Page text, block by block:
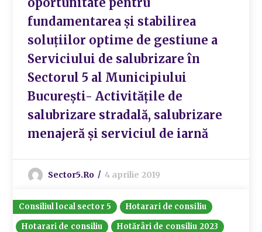
fundamentarea și stabilirea
soluțiilor optime de gestiune a
Serviciului de salubrizare în
Sectorul 5 al Municipiului
București- Activitățile de
salubrizare stradală, salubrizare
menajeră și serviciul de iarnă
Sector5.ro 4 aprilie 2019
Consiliul local sector 5
Hotarari de consiliu
Hotarari de consiliu
Hotărâri de consiliu 2023